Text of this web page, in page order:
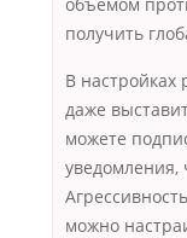
получить
В настройках
даже
можете
уведомления,
можно